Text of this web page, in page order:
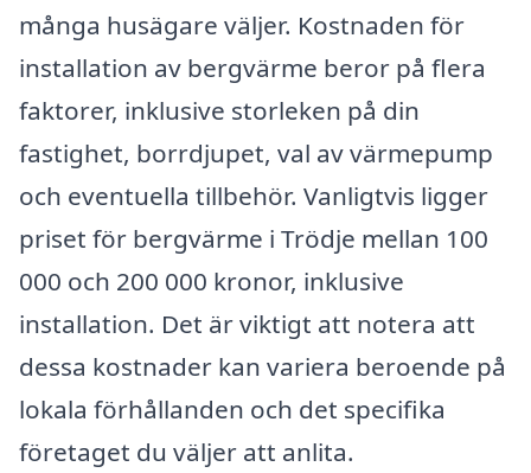
många husägare väljer. Kostnaden för
installation av bergvärme beror på flera
faktorer, inklusive storleken på din
fastighet, borrdjupet, val av värmepump
och eventuella tillbehör. Vanligtvis ligger
priset för bergvärme i Trödje mellan 100
000 och 200 000 kronor, inklusive
installation. Det är viktigt att notera att
dessa kostnader kan variera beroende på
lokala förhållanden och det specifika
företaget du väljer att anlita.